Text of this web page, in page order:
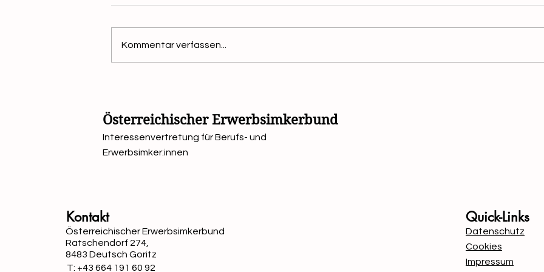
Bienen und Hitze
Kommentar verfassen...
Österreichischer Erwerbsimkerbund
Interessenvertretung für Berufs- und
Erwerbsimker:innen
Kontakt
Österreichischer Erwerbsimkerbund
Ratschendorf 274,
8483 Deutsch Goritz
T: +43 664 191 60 92
Quick-Links
Datenschutz
Cookies
Impressum